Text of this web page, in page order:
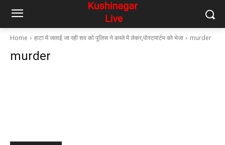
Home हाटा में जलाई जा रही शव को पुलिस ने कब्जे में लेकर,पोस्टमार्टम को भेजा murder
murder